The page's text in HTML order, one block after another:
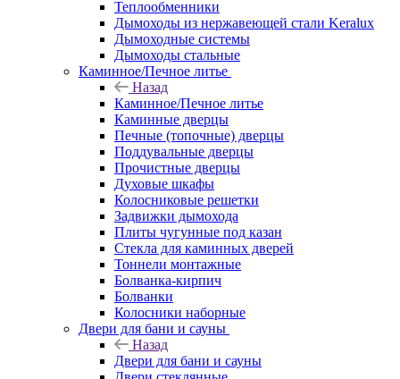
Теплообменники
Дымоходы из нержавеющей стали Keralux
Дымоходные системы
Дымоходы стальные
Каминное/Печное литье
Назад
Каминное/Печное литье
Каминные дверцы
Печные (топочные) дверцы
Поддувальные дверцы
Прочистные дверцы
Духовые шкафы
Колосниковые решетки
Задвижки дымохода
Плиты чугунные под казан
Стекла для каминных дверей
Тоннели монтажные
Болванка-кирпич
Болванки
Колосники наборные
Двери для бани и сауны
Назад
Двери для бани и сауны